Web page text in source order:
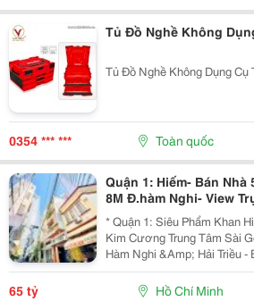
Tủ Đồ Nghề Không
Tủ Đồ Nghề Không Dụng Cụ
0354 *** *** Toàn quốc
Quận 1: Hiếm- Bán Nhà
8M Đ.hàm Nghi- View
Triều - 30M Đến Phố
4,5M*19M- Sẵn Hdt
* Quận 1: Siêu Phẩm Khan
Kim Cương Trung Tâm Sài
Hàm Nghi &Amp; Hải Triều -
Hẻm Xe Hơi Ngủ Trong Nhà
65 tỷ Hồ Chí Minh